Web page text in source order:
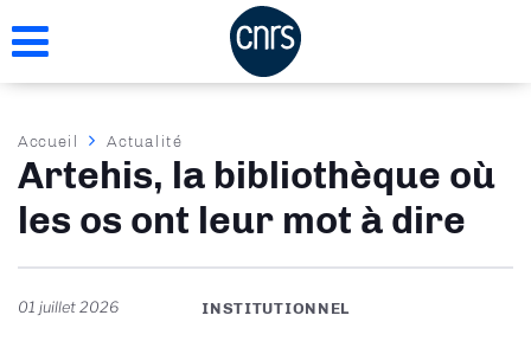
au
Fil
d'Ariane
Accueil Actualité
Artehis, la bibliothèque où
les os ont leur mot à dire
01 juillet 2026 INSTITUTIONNEL